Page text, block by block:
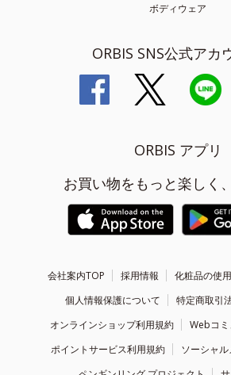
ボディウェア
ORBIS SNS公式アカ
ORBIS アプリ
お買い物をもっと楽しく
会社案内TOP 採用情報
化粧品の使
個人情報保護について
特定商取引
オンラインショップ利用規約
Webコ
ポイントサービス利用規約
ソーシャ